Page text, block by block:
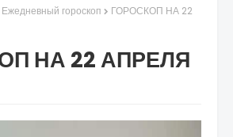
Ежедневный гороскоп
ГОРОСКОП НА 22
НА 22 АПРЕЛЯ